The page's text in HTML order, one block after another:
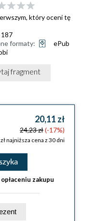
który oceni tę
187
formaty:
ePub
fragment
20,11 zł
24,23 zł(-17%)
najniższa cena z 30 dni
zakupu
prezent